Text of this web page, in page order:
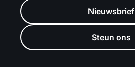
Nieuwsbrief
Steun ons